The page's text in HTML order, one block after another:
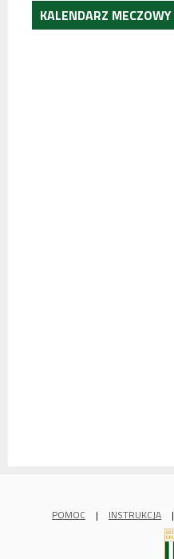
KALENDARZ MECZOWY
POMOC | INSTRUKCJA |